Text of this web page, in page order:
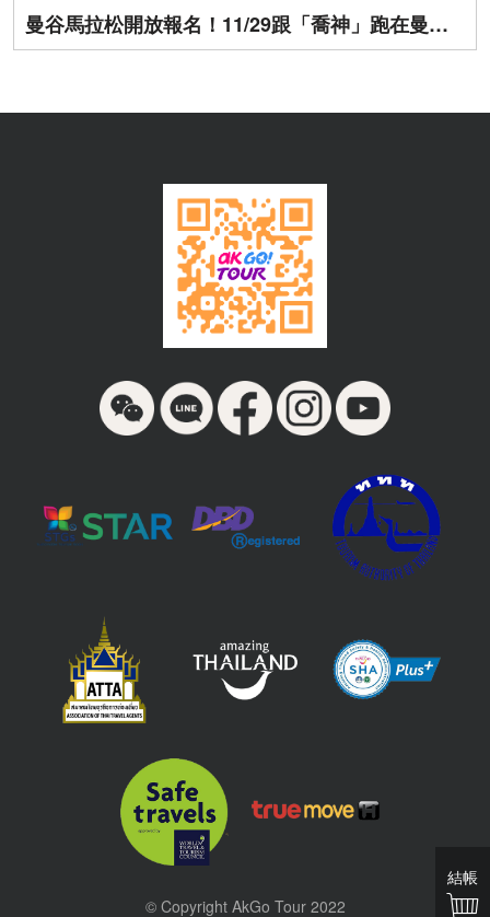
結帳
曼谷馬拉松開放報名！11/29跟「喬神」跑在曼谷街頭
© Copyright AkGo Tour 2022